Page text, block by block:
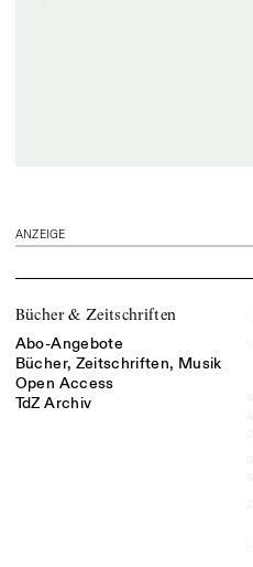
ANZEIGE
Bücher & Zeitschriften
Abo-Angebote
Bücher, Zeitschriften, Musik
Open Access
TdZ Archiv